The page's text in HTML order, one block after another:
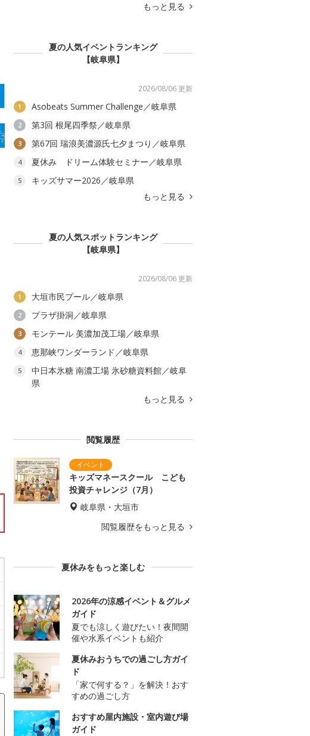
もっと見る
夏の人気イベントランキング
【岐阜県】
2026/08/06 更新
1 Asobeats Summer Challenge／岐阜県
2 第3回 根尾四季祭／岐阜県
3 第67回 瑞浪美濃源氏七夕まつり／岐阜県
4 夏休み ドリーム体験セミナー／岐阜県
5
キッズサマー2026／岐阜県
もっと見る
夏の人気スポットランキング
【岐阜県】
2026/08/06 更新
1 大垣市民プール／岐阜県
2 プラザ掛洞／岐阜県
3 モンテール 美濃加茂工場／岐阜県
4 恵那峡ワンダーランド／岐阜県
5
中日本氷糖 南濃工場 氷砂糖資料館／岐阜
県
もっと見る
閲覧履歴
キッズマネースクール こども
投資チャレンジ（7月）
岐阜県・大垣市
閲覧履歴をもっと見る
夏休みをもっと楽しむ
2026年の涼感イベント＆グルメ
ガイド
夏でも涼しく遊びたい！夜間開
催や水系イベントも紹介
夏休みおうちでの過ごし方ガイ
ド
「家で何する？」を解決！おす
すめの過ごし方
おすすめ屋内施設・室内遊び場
ガイド